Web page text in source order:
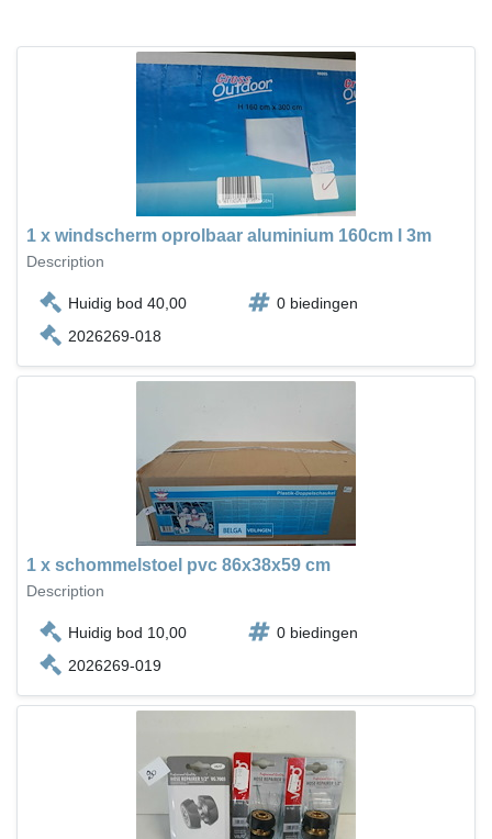
1 x windscherm oprolbaar aluminium 160cm l 3m
Description
Huidig bod 40,00
0 biedingen
2026269-018
1 x schommelstoel pvc 86x38x59 cm
Description
Huidig bod 10,00
0 biedingen
2026269-019